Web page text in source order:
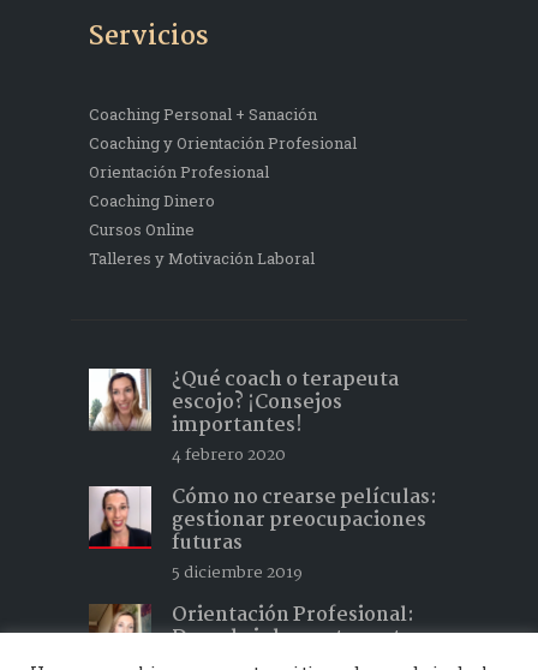
Servicios
Coaching Personal + Sanación
Coaching y Orientación Profesional
Orientación Profesional
Coaching Dinero
Cursos Online
Talleres y Motivación Laboral
¿Qué coach o terapeuta
escojo? ¡Consejos
importantes!
4 febrero 2020
Cómo no crearse películas:
gestionar preocupaciones
futuras
5 diciembre 2019
Orientación Profesional:
Descubrir lo que te gusta y
hacer lo que te apasiona 2